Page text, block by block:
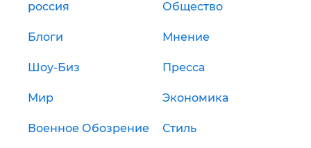
россия Общество
Блоги Мнение
Шоу-Биз Пресса
Мир Экономика
Военное Обозрение Стиль